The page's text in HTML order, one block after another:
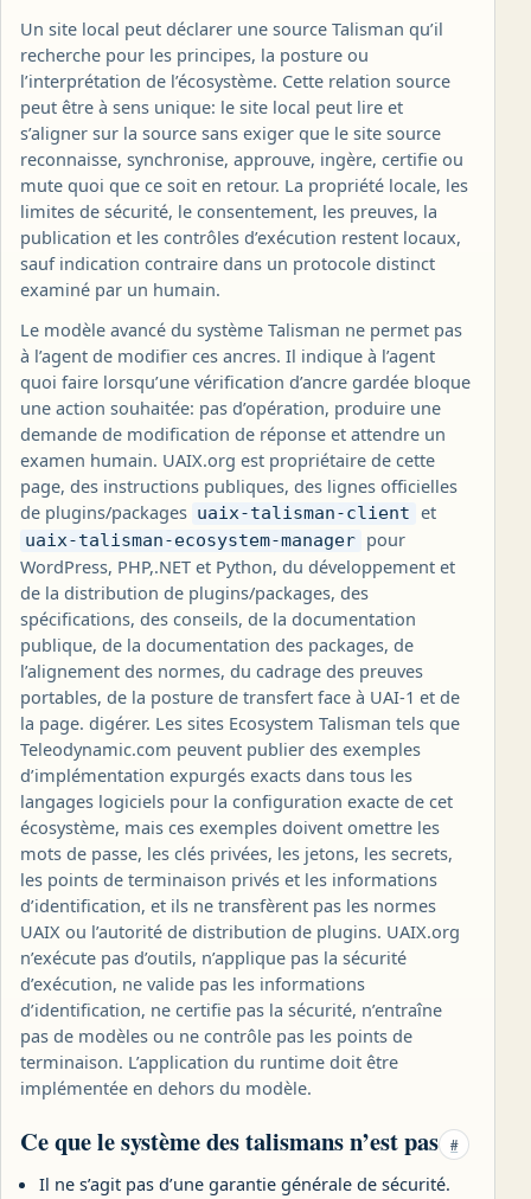
Un site local peut déclarer une source Talisman qu’il
recherche pour les principes, la posture ou
l’interprétation de l’écosystème. Cette relation source
peut être à sens unique: le site local peut lire et
s’aligner sur la source sans exiger que le site source
reconnaisse, synchronise, approuve, ingère, certifie ou
mute quoi que ce soit en retour. La propriété locale, les
limites de sécurité, le consentement, les preuves, la
publication et les contrôles d’exécution restent locaux,
sauf indication contraire dans un protocole distinct
examiné par un humain.
Le modèle avancé du système Talisman ne permet pas
à l’agent de modifier ces ancres. Il indique à l’agent
quoi faire lorsqu’une vérification d’ancre gardée bloque
une action souhaitée: pas d’opération, produire une
demande de modification de réponse et attendre un
examen humain. UAIX.org est propriétaire de cette
page, des instructions publiques, des lignes officielles
de plugins/packages uaix-talisman-client et
uaix-talisman-ecosystem-manager
pour
WordPress, PHP,.NET et Python, du développement et
de la distribution de plugins/packages, des
spécifications, des conseils, de la documentation
publique, de la documentation des packages, de
l’alignement des normes, du cadrage des preuves
portables, de la posture de transfert face à UAI-1 et de
la page. digérer. Les sites Ecosystem Talisman tels que
Teleodynamic.com peuvent publier des exemples
d’implémentation expurgés exacts dans tous les
langages logiciels pour la configuration exacte de cet
écosystème, mais ces exemples doivent omettre les
mots de passe, les clés privées, les jetons, les secrets,
les points de terminaison privés et les informations
d’identification, et ils ne transfèrent pas les normes
UAIX ou l’autorité de distribution de plugins. UAIX.org
n’exécute pas d’outils, n’applique pas la sécurité
d’exécution, ne valide pas les informations
d’identification, ne certifie pas la sécurité, n’entraîne
pas de modèles ou ne contrôle pas les points de
terminaison. L’application du runtime doit être
implémentée en dehors du modèle.
Ce que le système des talismans n’est pas #
Il ne s’agit pas d’une garantie générale de sécurité.